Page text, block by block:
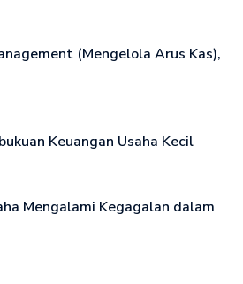
(Mengelola Arus Kas),
Keuangan Usaha Kecil
Mengalami Kegagalan dalam